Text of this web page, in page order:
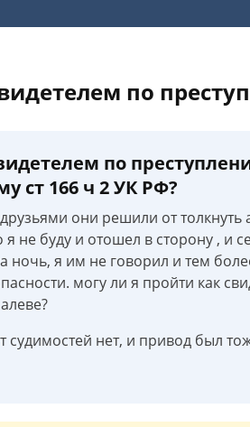
по
по
ст 166 ч 2 УК РФ?
друзьями они решили от толкнуть
я не буду и отошел в сторону , и
ночь, я им не говорил и тем
могу ли я пройти как
судимостей нет, и привод был